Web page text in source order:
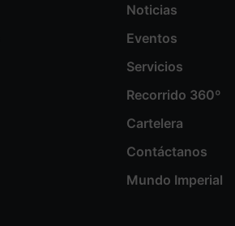
Noticias
Eventos
Servicios
Recorrido 360º
Cartelera
Contáctanos
Mundo Imperial